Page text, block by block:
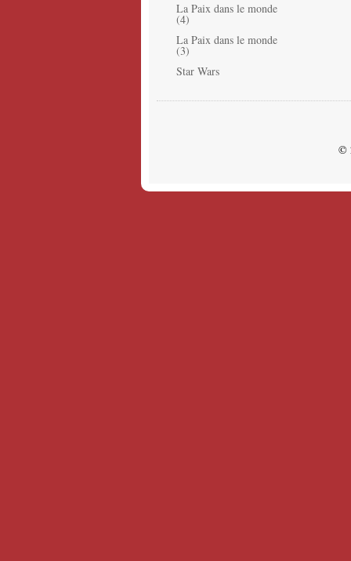
La Paix dans le monde
(4)
La Paix dans le monde
(3)
Star Wars
©